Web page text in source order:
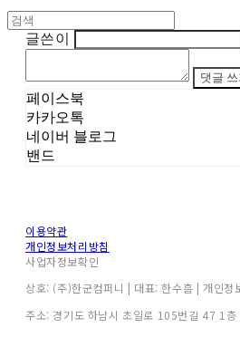
글쓴이
댓글 쓰
페이스북
카카오톡
네이버 블로그
밴드
이용약관
개인정보처리방침
사업자정보확인
상호: (주)한군컴퍼니 | 대표: 한수흠 | 개인
주소: 경기도 하남시 초일로 105번길 47 1